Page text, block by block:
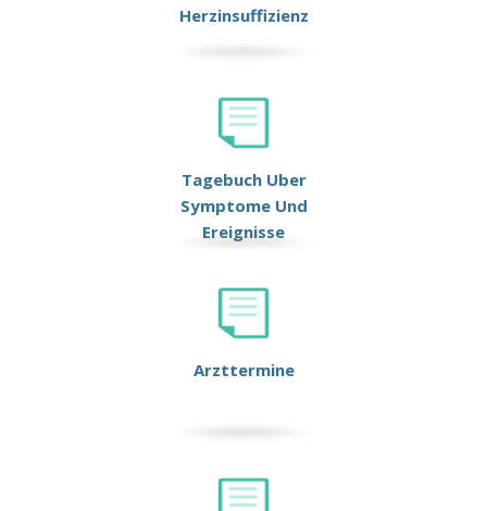
Herzinsuffizienz
Tagebuch Uber
Symptome Und
Ereignisse
Arzttermine